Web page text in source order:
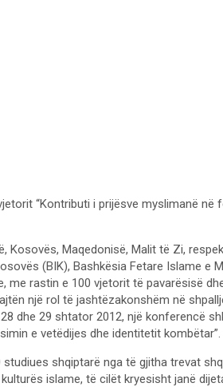
“Kontributi i prijësve myslimanë
Kosovës, Maqedonisë, Malit të Zi,
(BIK), Bashkësia Fetare Islame e
me rastin e 100 vjetorit të pavarësisë
një rol të jashtëzakonshëm në
dhe 29 shtator 2012, një konferencë
e vetëdijes dhe identitetit kombëtar”.
shqiptarë nga të gjitha trevat
islame, të cilët kryesisht janë